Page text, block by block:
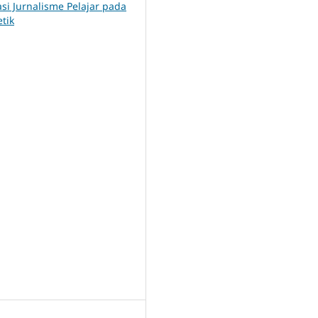
Jurnalisme Pelajar pada